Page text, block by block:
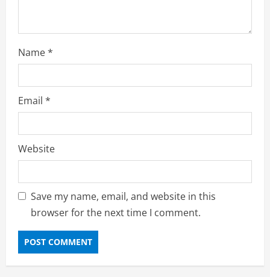
Name*
Email *
Website
Save my name, email, and website in this
browser for the next time I comment.